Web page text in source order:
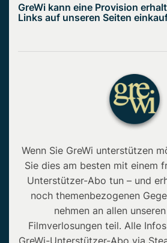
GreWi kann eine Provision
Links auf unseren Seiten
Wenn Sie GreWi unterstützen
Sie dies am besten mit einem
Unterstützer-Abo tun – und
noch themenbezogenen
nehmen an allen
Filmverlosungen teil. Alle
GreWi-Unterstützer-Abo via